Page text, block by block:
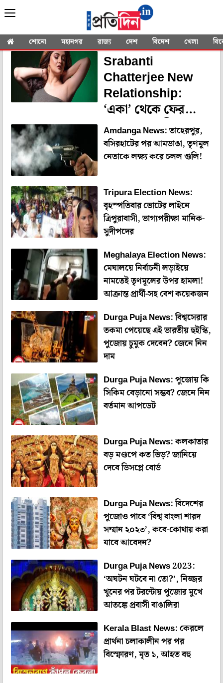
শোনো মহানগর রাজ্য দেশ বিদেশ খেলা
YOU SEARCHED FOR" Entertainment
News"
Srabanti
Chatterjee New
Relationship:
‘একা’ থেকে ফের
‘দোকা’ শ্রাবন্তী!
অভিনেত্রীর নতুন সঙ্গী
কে?
Amdanga News: তাহেরপুর,
বসিরহাটের পর আমডাঙা, তৃণমূল
নেতাকে লক্ষ্য করে চলল গুলি!
Tripura Election News:
বৃহস্পতিবার ভোটের লাইনে
ত্রিপুরাবাসী, ভাগ্যপরীক্ষা মানিক-
সুদীপদের
Meghalaya Election News:
মেঘালয়ে নির্বাচনী লড়াইয়ে
নামতেই তৃণমূলের উপর হামলা!
আক্রান্ত প্রার্থী-সহ বেশ কয়েকজন
Durga Puja News: বিশ্বসেরার
তকমা পেয়েছে এই ভারতীয় হুইস্কি,
পুজোয় চুমুক দেবেন? জেনে নিন
দাম
Durga Puja News: পুজোয় কি
সিকিম বেড়ানো সম্ভব? জেনে নিন
বর্তমান আপডেট
Durga Puja News: কলকাতার
বড় মণ্ডপে কত ভিড়? জানিয়ে
দেবে ডিসপ্লে বোর্ড
Durga Puja News: বিদেশের
পুজোও পাবে ‘বিশ্ব বাংলা শারদ
সম্মান ২০২৩’, কবে-কোথায় করা
যাবে আবেদন?
Durga Puja News 2023:
‘অঘটন ঘটবে না তো?’, নিজ্জর
খুনের পর টরন্টোয় পুজোর মুখে
আতঙ্কে প্রবাসী বাঙালিরা
Kerala Blast News: কেরলে
প্রার্থনা চলাকালীন পর পর
বিস্ফোরণ, মৃত ১, আহত বহু